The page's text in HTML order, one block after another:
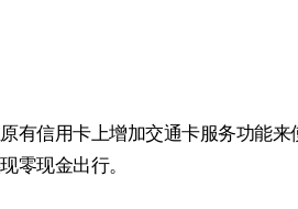
有信用卡上增加交通卡服务功能来
零现金出行。